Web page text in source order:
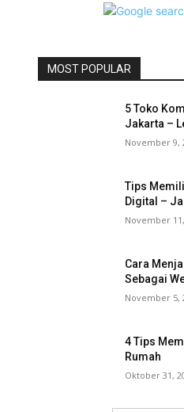
MOST POPULAR
5 Toko
Jakarta –
November 9,
Tips
Digital –
November
Cara
Sebagai
November 5,
4 Tips
Rumah
Oktober 31,